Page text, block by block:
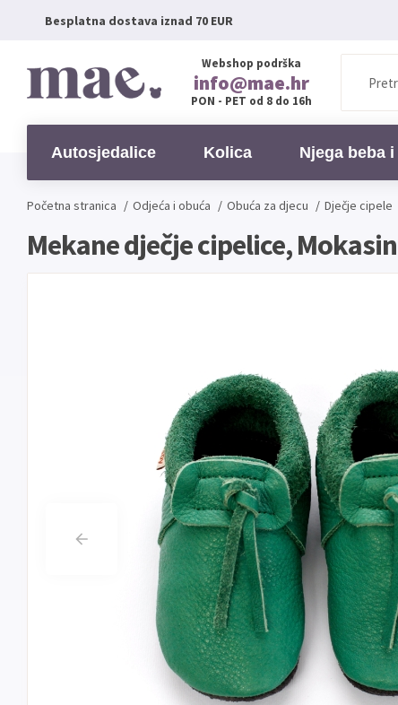
Besplatna dostava iznad 70 EUR
Webshop podrška
info@mae.hr
PON - PET od 8 do 16h
Autosjedalice Kolica Njega beba
Početna stranica / Odjeća i obuća / Obuća za djecu / Dječje cipele
Mekane dječje cipelice,